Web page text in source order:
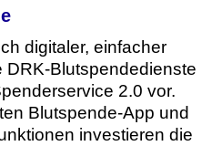
digitaler, einfacher
DRK-Blutspendedienste
2.0 vor.
Blutspende-App und
investieren die